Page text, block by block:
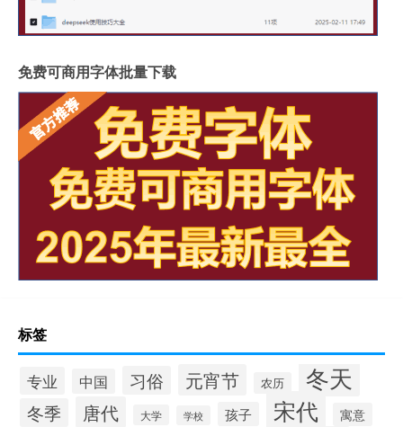
免费可商用字体批量下载
标签
专业 中国 习俗 元宵节 农历 冬天
冬季 唐代 大学 学校 孩子 宋代 寓意